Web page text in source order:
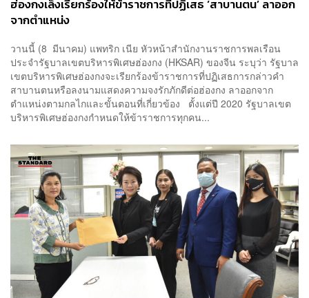
ฮ่องกงเล็งเรียกร้องให้ข้าราชการที่ปฏิเสธ ‘สาบานตน’ ลาออก
จากตำแหน่ง
วานนี้ (8 มีนาคม) แพทริก เนีย หัวหน้าสำนักงานราชการพลเรือน
ประจำรัฐบาลเขตบริหารพิเศษฮ่องกง (HKSAR) ของจีน ระบุว่า รัฐบาล
เขตบริหารพิเศษฮ่องกงจะเรียกร้องข้าราชการที่ปฏิเสธการกล่าวคำ
สาบานตนหรือลงนามแสดงความจงรักภักดีต่อฮ่องกง ลาออกจาก
ตำแหน่งตามกลไกและขั้นตอนที่เกี่ยวข้อง ตั้งแต่ปี 2020 รัฐบาลเขต
บริหารพิเศษฮ่องกงกำหนดให้ข้าราชการทุกคน...